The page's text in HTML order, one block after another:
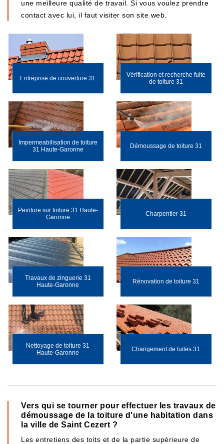
une meilleure qualité de travail. Si vous voulez prendre
contact avec lui, il faut visiter son site web.
Entreprise de couverture 31
Vérification et recherche fuite
de toiture 31
Impermeabilisation de toiture
31 Haute-Garonne
Démoussage de toiture 31
Peinture sur toiture 31 Haute-
Garonne
Charpentier 31
Travaux de zinguerie 31
Haute-Garonne
Rénovation de toiture 31
Nettoyage de toiture 31
Haute-Garonne
Changement de tuiles 31
Vers qui se tourner pour effectuer les travaux de
démoussage de la toiture d'une habitation dans
la ville de Saint Cezert ?
Les entretiens des toits et de la partie supérieure de